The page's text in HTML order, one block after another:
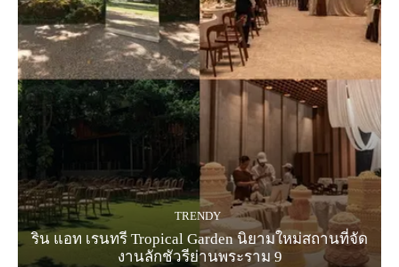
TRENDY
ริน แอท เรนทรี Tropical Garden นิยามใหม่สถานที่จัด
งานลักชัวรีย่านพระราม 9